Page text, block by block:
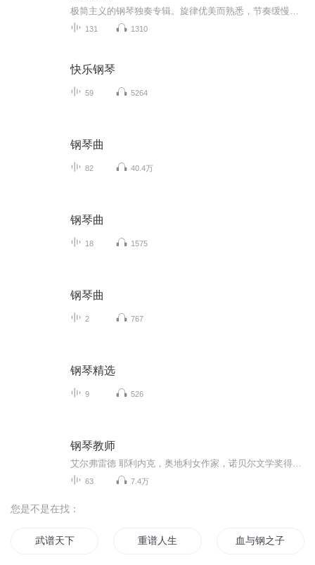
131 1310
快乐钢琴
59 5264
钢琴曲
82 40.4万
钢琴曲
18 1575
钢琴曲
2 767
钢琴精选
9 526
钢琴教师
63 7.4万
您是不是在找：
武谱天下 重谱人生 血与钢之子